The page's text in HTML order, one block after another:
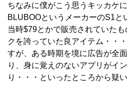
ちなみに僕がこう思うキッカケ
BLUBOOというメーカーのS1と
当時$79とかで販売されていた
クを誇っていた良アイテム・・
すが、ある時期を境に広告が全
り、身に覚えのないアプリがイ
り・・・といったところから疑